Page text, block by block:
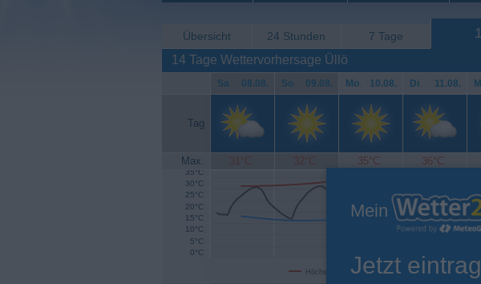
Übersicht 24 Stunden 7 Tage
14 Tage Wettervorhersage Üllö
Sa. 08.08. So. 09.08. Mo. 10.08. Di. 11.08.
Tag
Max. 31°C 32°C 35°C 36°C
Höchsttemperatur Tiefsttemperatur
0°C
5°C
10°C
15°C
20°C
25°C
30°C
35°C
Mein
Jetzt